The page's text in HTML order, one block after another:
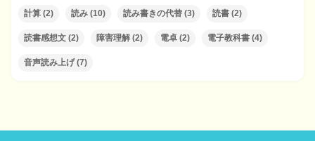
計算 (2) 読み (10) 読み書きの代替 (3) 読書 (2)
読書感想文 (2) 障害理解 (2) 電卓 (2) 電子教科書 (4)
音声読み上げ(7)